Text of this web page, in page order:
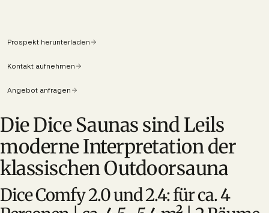
Prospekt herunterladen
Kontakt aufnehmen
Angebot anfragen
Die Dice Saunas sind Leils
moderne Interpretation der
klassischen Outdoorsauna
Dice Comfy 2.0 und 2.4: für ca. 4